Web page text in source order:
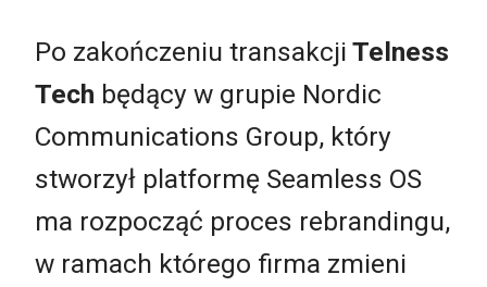
Po zakończeniu transakcji Telness
Tech będący w grupie Nordic
Communications Group, który
stworzył platformę Seamless OS
ma rozpocząć proces rebrandingu,
w ramach którego firma zmieni